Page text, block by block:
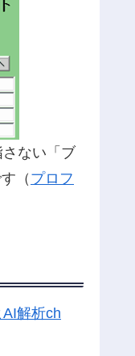
ない「ブ
（プロフ
解析ch